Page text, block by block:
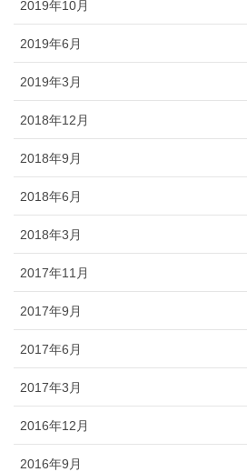
2019年10月
2019年6月
2019年3月
2018年12月
2018年9月
2018年6月
2018年3月
2017年11月
2017年9月
2017年6月
2017年3月
2016年12月
2016年9月